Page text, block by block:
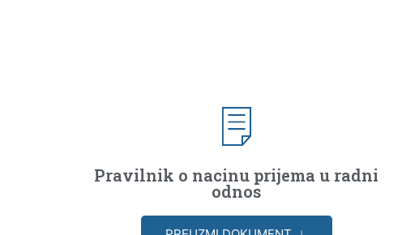
Pravilnik o nacinu prijema u radni
odnos